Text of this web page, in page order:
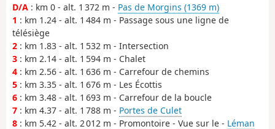
D/A : km 0 - alt. 1 372 m - Pas de Morgins (1369 m)
1 : km 1.24 - alt. 1 484 m - Passage sous une ligne de
télésiège
2 : km 1.83 - alt. 1 532 m - Intersection
3 : km 2.14 - alt. 1 594 m - Chalet
4 : km 2.56 - alt. 1 636 m - Carrefour de chemins
5 : km 3.35 - alt. 1 676 m - Les Écottis
6 : km 3.48 - alt. 1 693 m - Carrefour de la boucle
7 : km 4.37 - alt. 1 788 m - Portes de Culet
8 : km 5.42 - alt. 2 012 m - Promontoire - Vue sur le - Léman